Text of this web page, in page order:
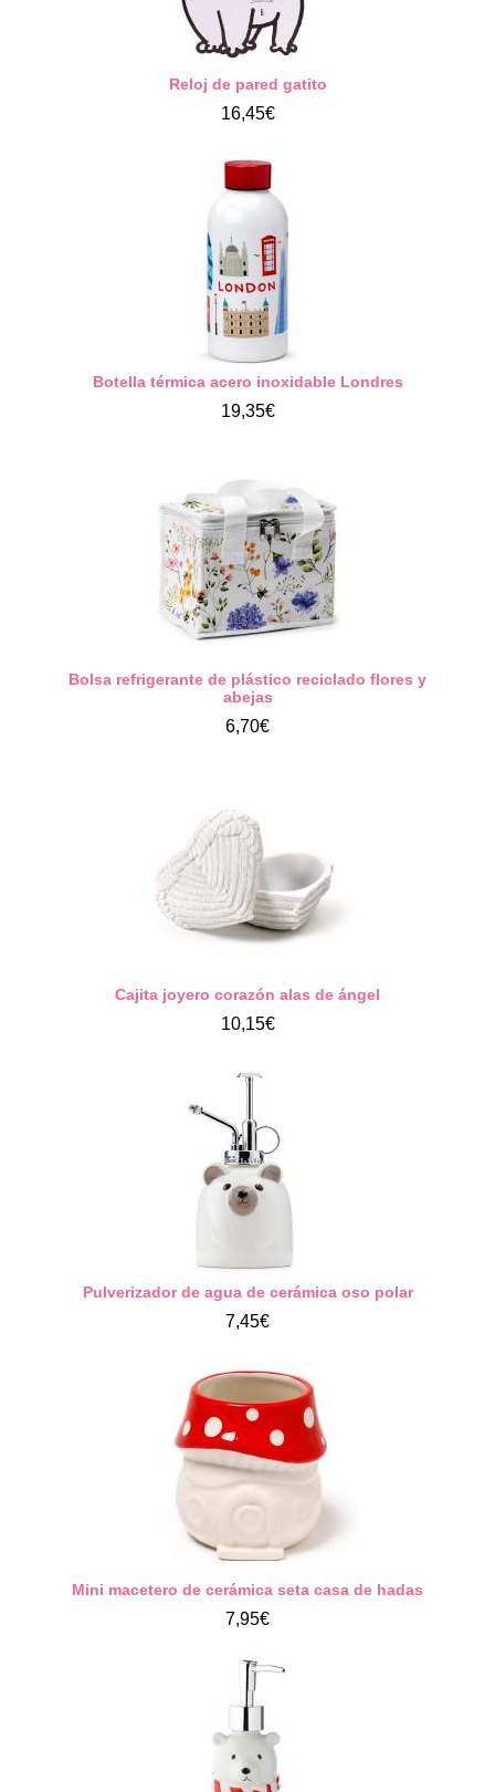
Reloj de pared gatito
16,45€
Botella térmica acero inoxidable Londres
19,35€
Bolsa refrigerante de plástico reciclado flores y
abejas
6,70€
Cajita joyero corazón alas de ángel
10,15€
Pulverizador de agua de cerámica oso polar
7,45€
Mini macetero de cerámica seta casa de hadas
7,95€